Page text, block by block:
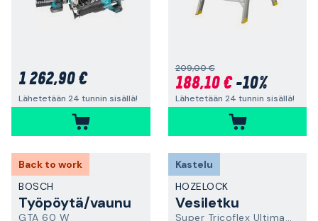
1 262,90 €
Lähetetään 24 tunnin sisällä!
209,00 €
188,10 €-10%
Lähetetään 24 tunnin sisällä!
Back to work
BOSCH
Työpöytä/vaunu
GTA 60 W
Kastelu
HOZELOCK
Vesiletku
Super Tricoflex Ultimate